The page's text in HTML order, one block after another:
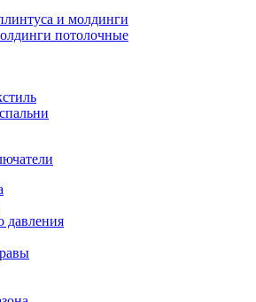
и молдинги
потолочные
давления